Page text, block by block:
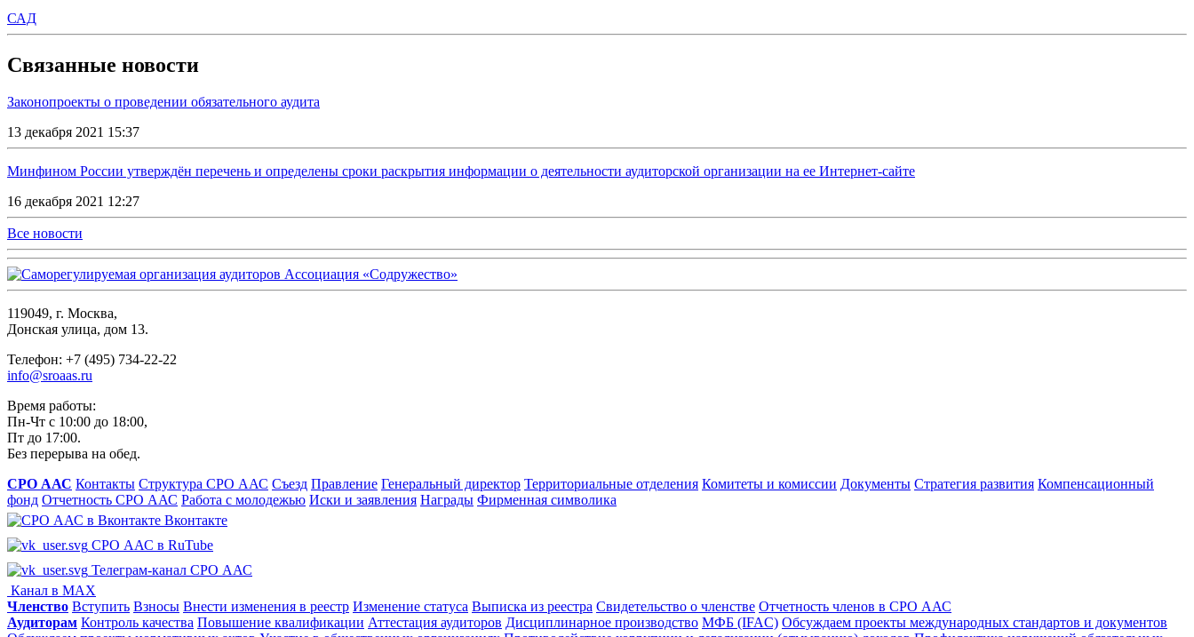
САД
Связанные новости
Законопроекты о проведении обязательного аудита
13 декабря 2021 15:37
Минфином России утверждён перечень и определены сроки раскрытия информации о деятельности аудиторской организации на ее Интернет-сайте
16 декабря 2021 12:27
Все новости
119049, г. Москва,
Донская улица, дом 13.
Телефон: +7 (495) 734-22-22
info@sroaas.ru
Время работы:
Пн-Чт с 10:00 до 18:00,
Пт до 17:00.
Без перерыва на обед.
СРО ААС Контакты Структура СРО ААС Съезд Правление Генеральный директор Территориальные отделения Комитеты и комиссии Документы Стратегия развития Компенсационный
фонд Отчетность СРО ААС Работа с молодежью Иски и заявления Награды Фирменная символика
Вконтакте
СРО ААС в RuTube
Телеграм-канал СРО ААС
Канал в MAX
Членство Вступить Взносы Внести изменения в реестр Изменение статуса Выписка из реестра Свидетельство о членстве Отчетность членов в СРО ААС
Аудиторам Контроль качества Повышение квалификации Аттестация аудиторов Дисциплинарное производство МФБ (IFAC) Обсуждаем проекты международных стандартов и документов